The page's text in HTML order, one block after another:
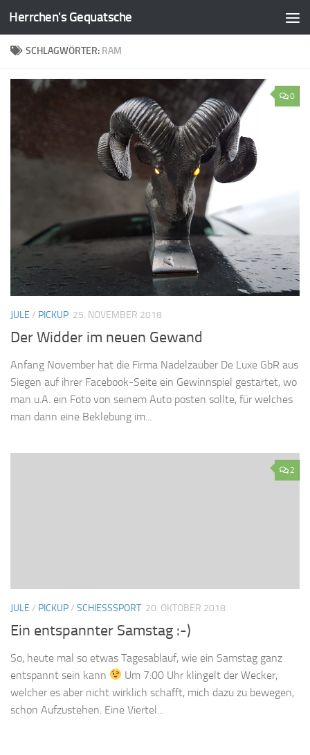
Zum Inhalt springen
Herrchen's Gequatsche
SCHLAGWÖRTER: RAM
0
JULE / PICKUP 25. NOVEMBER 2018
Der Widder im neuen Gewand
Anfang November hat die Firma Nadelzauber De Luxe GbR aus
Siegen auf ihrer Facebook-Seite ein Gewinnspiel gestartet, wo
man u.A. ein Foto von seinem Auto posten sollte, für welches
man dann eine Beklebung im...
2
JULE / PICKUP/ SCHIESSSPORT 20. OKTOBER 2018
Ein entspannter Samstag :-)
So, heute mal so etwas Tagesablauf, wie ein Samstag ganz
entspannt sein kann
Um 7:00 Uhr klingelt der Wecker,
welcher es aber nicht wirklich schafft, mich dazu zu bewegen,
schon Aufzustehen. Eine Viertel...